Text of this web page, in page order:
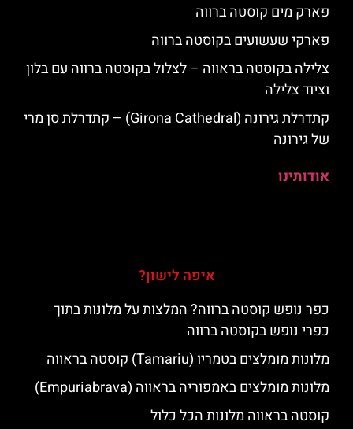
פארק מים קוסטה ברווה
פארקי שעשועים בקוסטה ברווה
צלילה בקוסטה בראווה – לצלול בקוסטה ברווה עם בלון
וציוד צלילה
קתדרלת גירונה (Girona Cathedral) – קתדרלת סן מרי
של גירונה
אודותינו
איפה לישון?
כפר נופש קוסטה ברווה? המלצות על מלונות בתוך
כפרי נופש בקוסטה ברווה
מלונות מומלצים בטמריו (Tamariu) קוסטה בראווה
מלונות מומלצים באמפוריה בראווה (Empuriabrava)
קוסטה בראווה מלונות הכל כלול